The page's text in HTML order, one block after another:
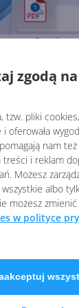
zgodą
tzw. pliki
i oferowała
nam
treści i reklam
Możesz
albo
możesz
w polityce
pluginy
Copilot
Opublikowano:
Czat Bing) od